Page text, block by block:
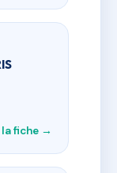
fiche →